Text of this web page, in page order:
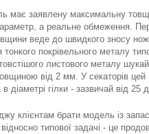
має заявлену максимальну
а реальне обмеження.
веде до швидкого зносу
покрівельного металу
листового металу
від 2 мм. У секаторів цей
діаметрі гілки - зазвичай від 25
клієнтам брати модель із
відносно типової задачі - це